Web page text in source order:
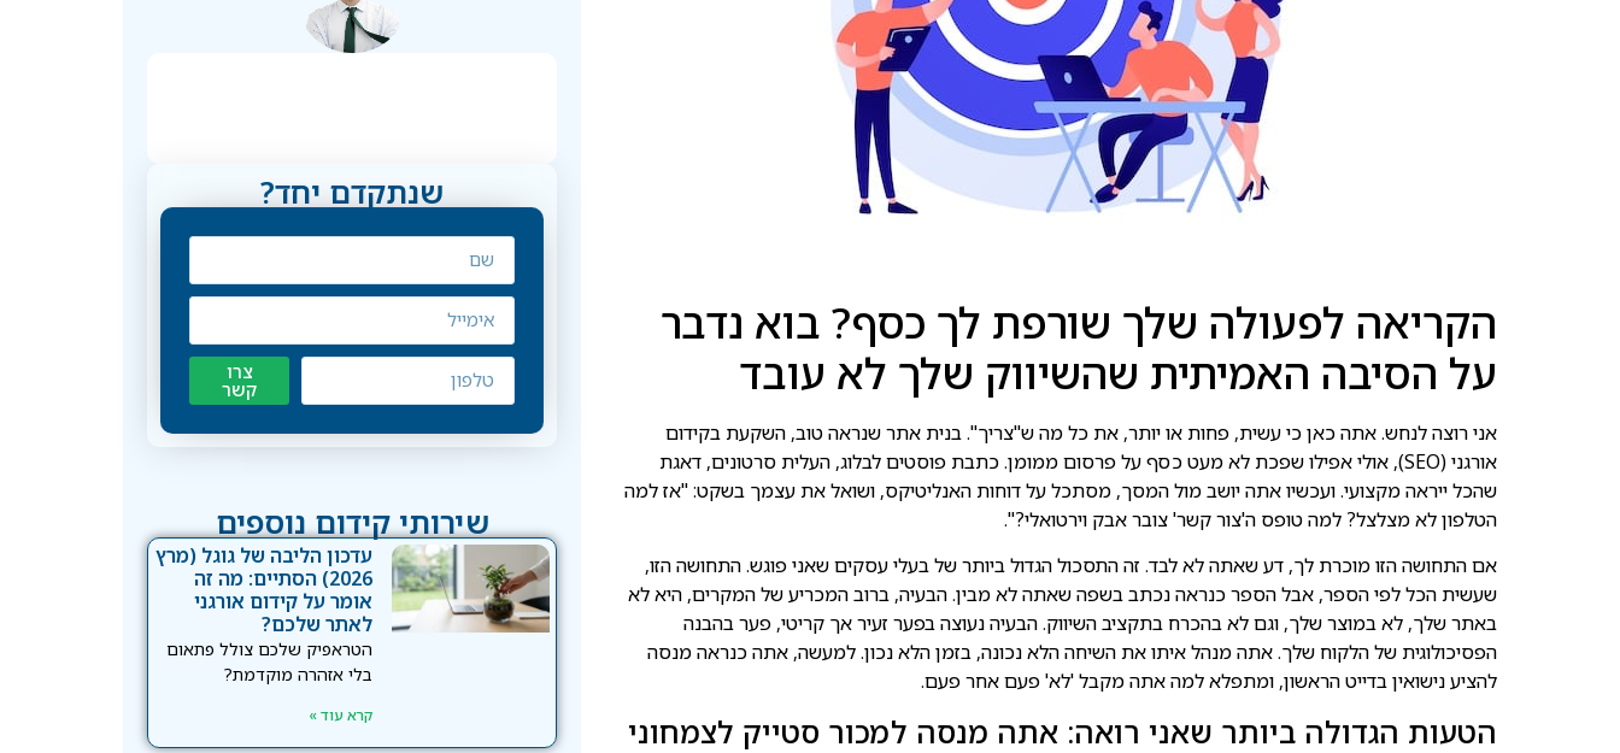
הקריאה לפעולה שלך שורפת לך כסף? בוא נדבר
על הסיבה האמיתית שהשיווק שלך לא עובד
אני רוצה לנחש. אתה כאן כי עשית, פחות או יותר, את כל מה ש"צריך". בנית אתר שנראה טוב, השקעת בקידום
אורגני (SEO), אולי אפילו שפכת לא מעט כסף על פרסום ממומן. כתבת פוסטים לבלוג, העלית סרטונים, דאגת
שהכל ייראה מקצועי. ועכשיו אתה יושב מול המסך, מסתכל על דוחות האנליטיקס, ושואל את עצמך בשקט: "אז למה
הטלפון לא מצלצל? למה טופס ה'צור קשר' צובר אבק וירטואלי?".
אם התחושה הזו מוכרת לך, דע שאתה לא לבד. זה התסכול הגדול ביותר של בעלי עסקים שאני פוגש. התחושה הזו,
שעשית הכל לפי הספר, אבל הספר כנראה נכתב בשפה שאתה לא מבין. הבעיה, ברוב המכריע של המקרים, היא לא
באתר שלך, לא במוצר שלך, וגם לא בהכרח בתקציב השיווק. הבעיה נעוצה בפער זעיר אך קריטי, פער בהבנה
הפסיכולוגית של הלקוח שלך. אתה מנהל איתו את השיחה הלא נכונה, בזמן הלא נכון. למעשה, אתה כנראה מנסה
להציע נישואין בדייט הראשון, ומתפלא למה אתה מקבל 'לא' פעם אחר פעם.
הטעות הגדולה ביותר שאני רואה: אתה מנסה למכור סטייק לצמחוני
שנתקדם יחד?
צרו
קשר
שירותי קידום נוספים
עדכון הליבה של גוגל (מרץ
2026) הסתיים: מה זה
אומר על קידום אורגני
לאתר שלכם?
הטראפיק שלכם צולל פתאום
בלי אזהרה מוקדמת?
קרא עוד »